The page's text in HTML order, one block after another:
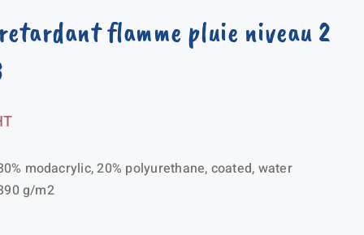
flamme pluie niveau 2
modacrylic, 20% polyurethane, coated, water
g/m2